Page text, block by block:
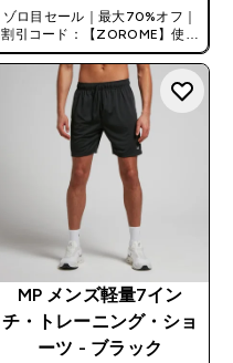
ゾロ目セール｜最大70%オフ｜
割引コード：【ZOROME】使用
で追加10%オフ！
MP メンズ軽量7イン
チ・トレーニング・ショ
ーツ - ブラック